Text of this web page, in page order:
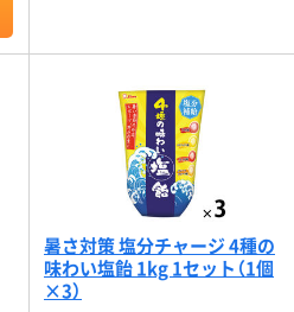
暑さ対策 塩分チャージ 4種の
味わい塩飴 1kg 1セット（1個
×3）